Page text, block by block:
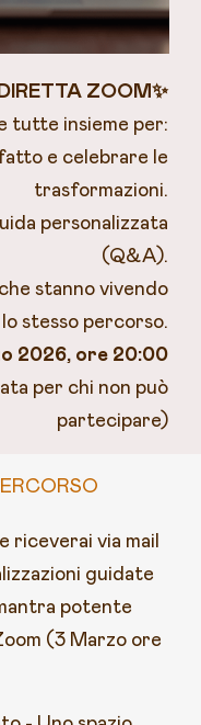
ZOOM✨
tutte insieme per:
e celebrare le
trasformazioni.
personalizzata
(Q&A).
stanno vivendo
lo stesso percorso.
2026, ore 20:00
per chi non può
partecipare)
riceverai via mail
guidate
potente
(3 Marzo ore